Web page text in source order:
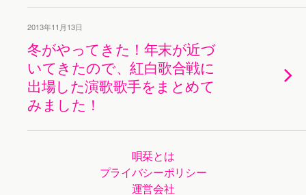
2013年11月13日
冬がやってきた！年末が近づ
いてきたので、紅白歌合戦に
出場した演歌歌手をまとめて
みました！
唄栞とは
プライバシーポリシー
運営会社